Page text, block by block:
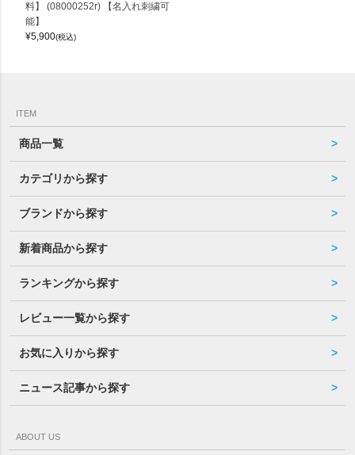
料】 (08000252r) 【名入れ刺繍可
能】
¥5,900(税込)
ITEM
商品一覧
カテゴリから探す
ブランドから探す
新着商品から探す
ランキングから探す
レビュー一覧から探す
お気に入りから探す
ニュース記事から探す
ABOUT US